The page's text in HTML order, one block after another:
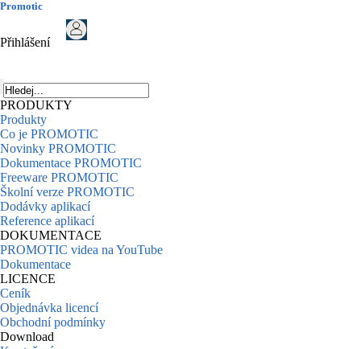
Promotic
Přihlášení
PRODUKTY
Produkty
Co je PROMOTIC
Novinky PROMOTIC
Dokumentace PROMOTIC
Freeware PROMOTIC
Školní verze PROMOTIC
Dodávky aplikací
Reference aplikací
DOKUMENTACE
PROMOTIC videa na YouTube
Dokumentace
LICENCE
Ceník
Objednávka licencí
Obchodní podmínky
Download